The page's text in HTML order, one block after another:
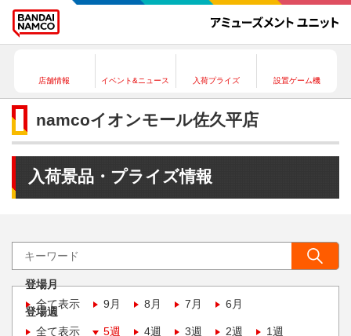
店舗情報 イベント&ニュース 入荷プライズ 設置ゲーム機
namcoイオンモール佐久平店
入荷景品・プライズ情報
登場月
全て表示
9月 8月 7月 6月
登場週
全て表示
5週 4週 3週 2週 1週